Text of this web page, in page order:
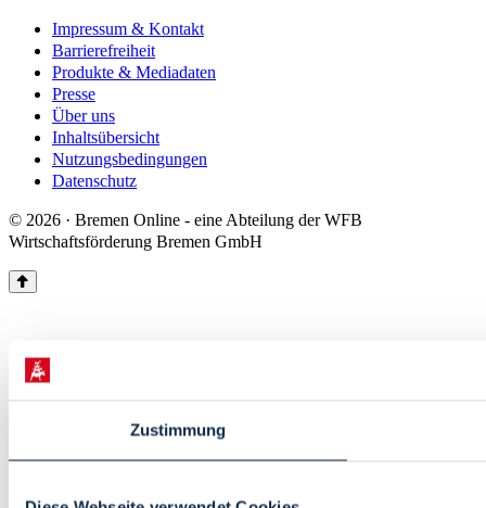
Zustimmung
Impressum & Kontakt
Barrierefreiheit
Produkte & Mediadaten
Presse
Über uns
Inhaltsübersicht
Nutzungsbedingungen
Datenschutz
© 2026 · Bremen Online - eine Abteilung der WFB
Wirtschaftsförderung Bremen GmbH